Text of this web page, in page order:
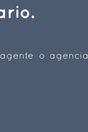
o agencia